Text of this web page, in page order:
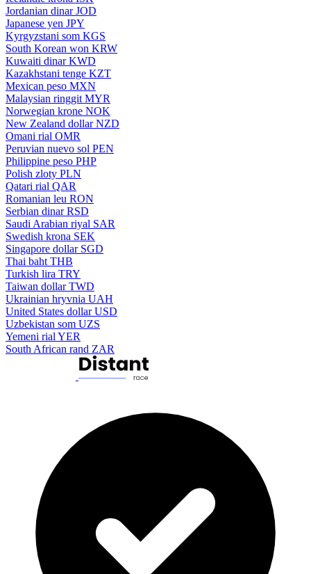
Jordanian dinar JOD
Japanese yen JPY
Kyrgyzstani som KGS
South Korean won KRW
Kuwaiti dinar KWD
Kazakhstani tenge KZT
Mexican peso MXN
Malaysian ringgit MYR
Norwegian krone NOK
New Zealand dollar NZD
Omani rial OMR
Peruvian nuevo sol PEN
Philippine peso PHP
Polish zloty PLN
Qatari rial QAR
Romanian leu RON
Serbian dinar RSD
Saudi Arabian riyal SAR
Swedish krona SEK
Singapore dollar SGD
Thai baht THB
Turkish lira TRY
Taiwan dollar TWD
Ukrainian hryvnia UAH
United States dollar USD
Uzbekistan som UZS
Yemeni rial YER
South African rand ZAR